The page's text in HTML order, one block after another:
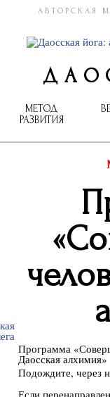
АВТОРСКАЯ
МЕТОД
РАЗВИТИЯ
Программа
Даосская алхимия»
Подождите, через
Если